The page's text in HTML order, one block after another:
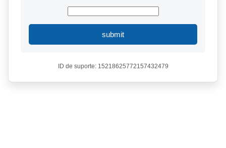
submit
ID de suporte: 15218625772157432479